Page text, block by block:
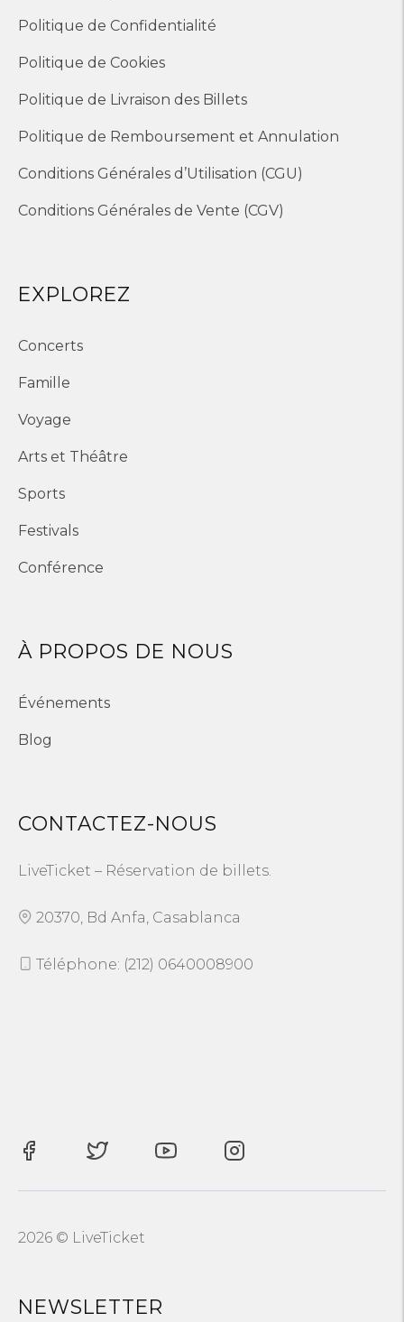
Politique de Confidentialité
Politique de Cookies
Politique de Livraison des Billets
Politique de Remboursement et Annulation
Conditions Générales d’Utilisation (CGU)
Conditions Générales de Vente (CGV)
EXPLOREZ
Concerts
Famille
Voyage
Arts et Théâtre
Sports
Festivals
Conférence
À PROPOS DE NOUS
Événements
Blog
CONTACTEZ-NOUS
LiveTicket – Réservation de billets.
20370, Bd Anfa, Casablanca
Téléphone: (212) 0640008900
2026 © LiveTicket
NEWSLETTER